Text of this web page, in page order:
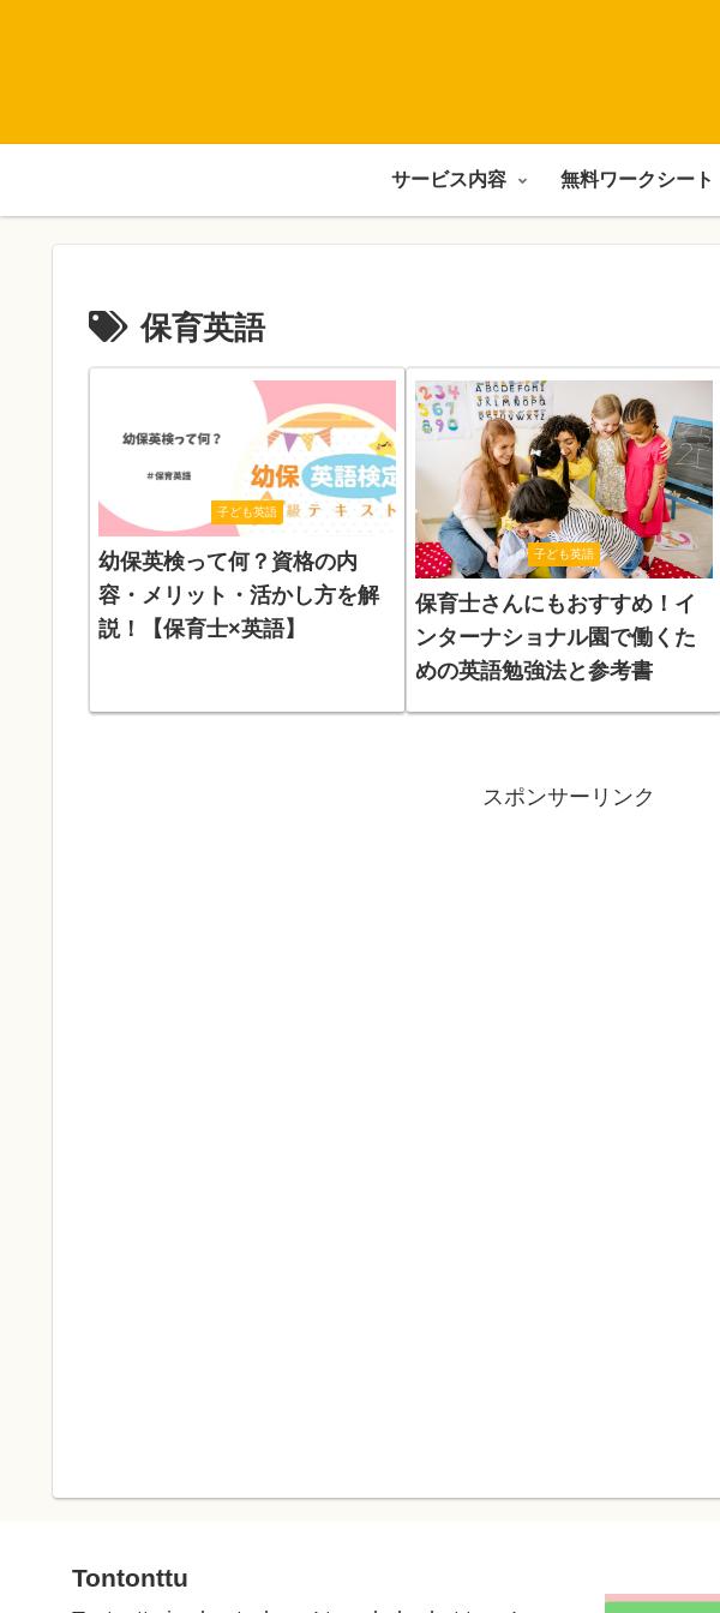
サービス内容 無料ワークシート
保育英語
子ども英語
幼保英検って何？資格の内
容・メリット・活かし方を解
説！【保育士×英語】
子ども英語
保育士さんにもおすすめ！イ
ンターナショナル園で働くた
めの英語勉強法と参考書
スポンサーリンク
Tontonttu